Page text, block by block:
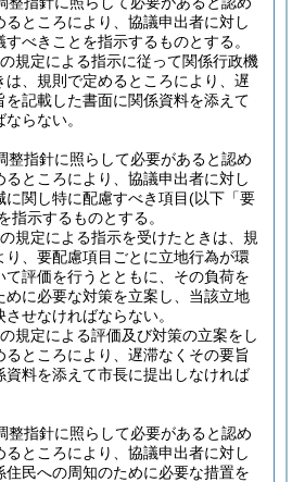
るところにより、協議申出者に対し
べきことを指示するものとする。
の規定による指示に従って関係行政機
は、規則で定めるところにより、遅
記載した書面に関係資料を添えて
らない。
整指針に照らして必要があると認め
るところにより、協議申出者に対し
関し特に配慮すべき項目(以下「要
指示するものとする。
の規定による指示を受けたときは、規
り、要配慮項目ごとに立地行為が環
評価を行うとともに、その負荷を
めに必要な対策を立案し、当該立地
せなければならない。
の規定による評価及び対策の立案をし
るところにより、遅滞なくその要旨
資料を添えて市長に提出しなければ
整指針に照らして必要があると認め
るところにより、協議申出者に対し
民への周知のために必要な措置を